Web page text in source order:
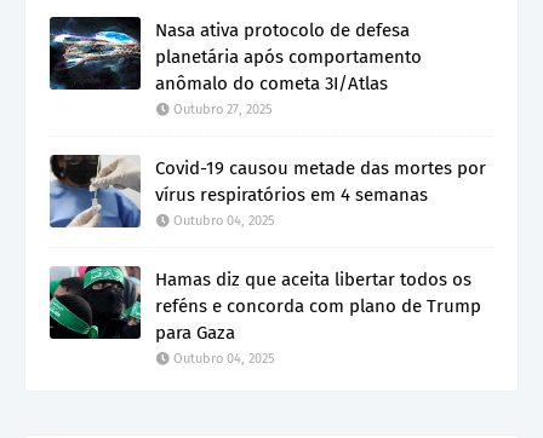
Nasa ativa protocolo de defesa
planetária após comportamento
anômalo do cometa 3I/Atlas
Outubro 27, 2025
Covid-19 causou metade das mortes por
vírus respiratórios em 4 semanas
Outubro 04, 2025
Hamas diz que aceita libertar todos os
reféns e concorda com plano de Trump
para Gaza
Outubro 04, 2025